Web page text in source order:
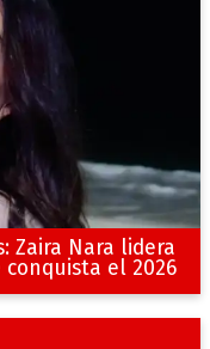
Zaira Nara lidera
el 2026